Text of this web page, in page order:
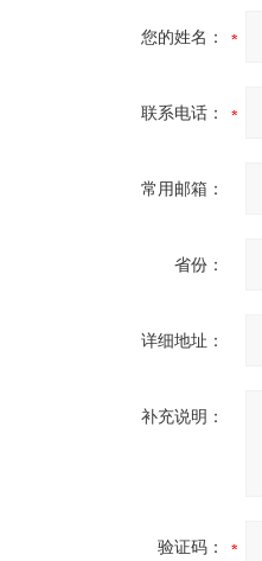
您的姓名：
联系电话：
常用邮箱：
省份：
详细地址：
补充说明：
验证码：